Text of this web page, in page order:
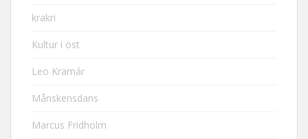
krakri
Kultur i öst
Leo Kramár
Månskensdans
Marcus Fridholm